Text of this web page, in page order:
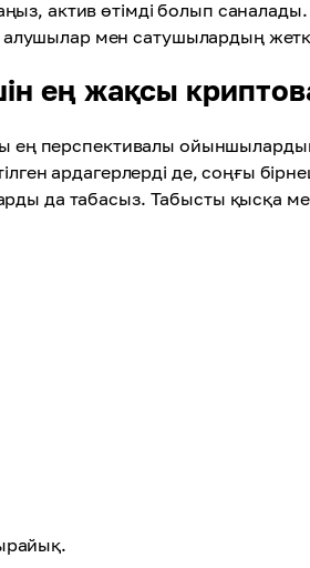
актив өтімді болып
мен сатушылардың
ең жақсы
ең перспективалы
ардагерлерді де, соңғы
да табасыз. Табысты қысқа